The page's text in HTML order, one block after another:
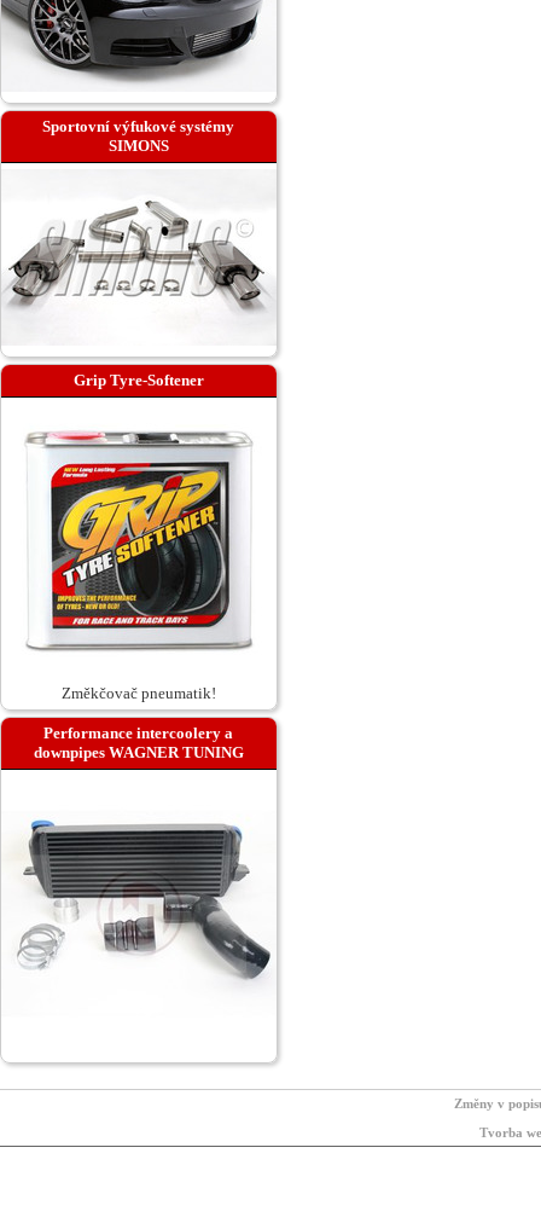
Sportovní výfukové systémy
SIMONS
Grip Tyre-Softener
Změkčovač pneumatik!
Performance intercoolery a
downpipes WAGNER TUNING
Změny v
Tvorba